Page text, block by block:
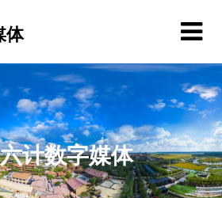
体
计数字媒体